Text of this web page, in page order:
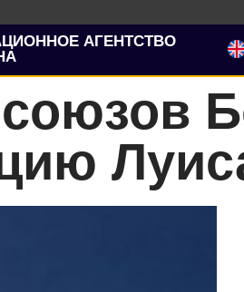
АГЕНТСТВО